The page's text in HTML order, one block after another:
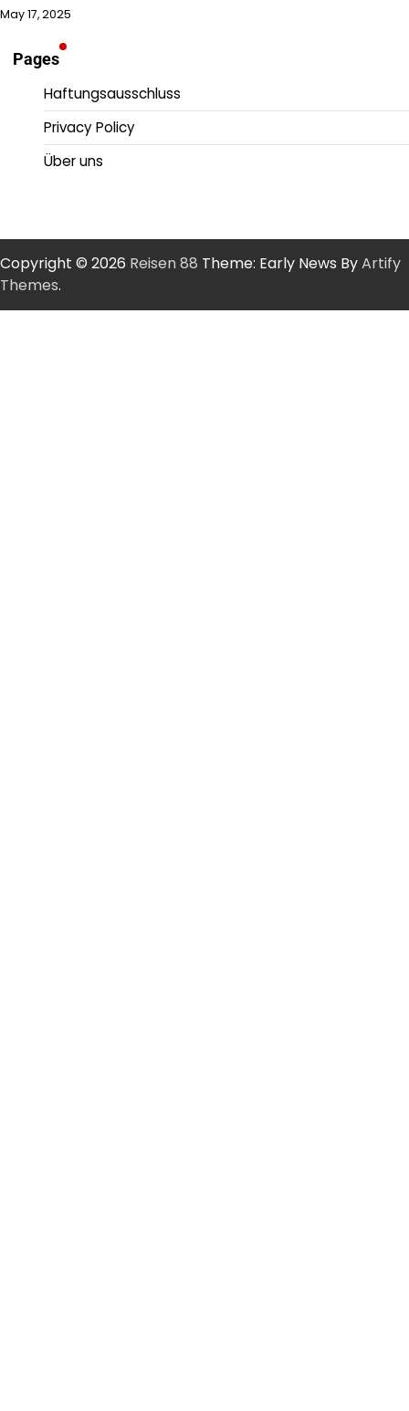
May 17, 2025
Pages
Haftungsausschluss
Privacy Policy
Über uns
Copyright © 2026 Reisen 88 Theme: Early News ByArtify
Themes.